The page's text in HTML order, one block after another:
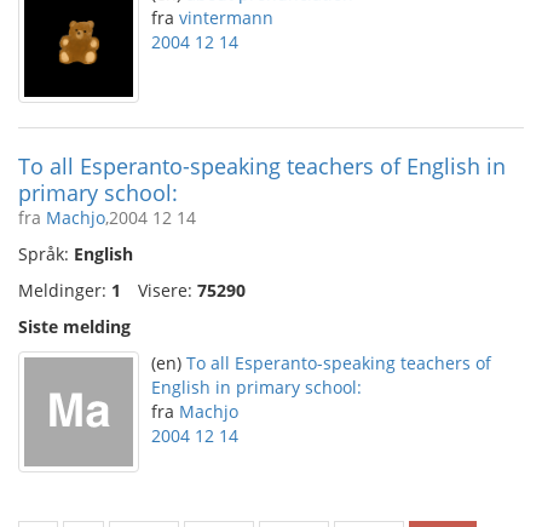
fra vintermann
2004 12 14
To all Esperanto-speaking teachers of English in
primary school:
fra Machjo,2004 12 14
Språk: English
Meldinger: 1 Visere: 75290
Siste melding
(en) To all Esperanto-speaking teachers of
English in primary school:
fra Machjo
2004 12 14